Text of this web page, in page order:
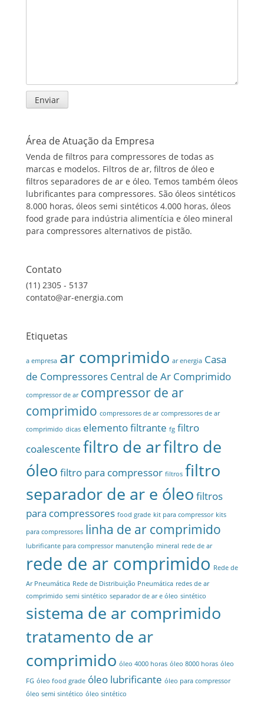
Área de Atuação da Empresa
Venda de filtros para compressores de todas as
marcas e modelos. Filtros de ar, filtros de óleo e
filtros separadores de ar e óleo. Temos também óleos
lubrificantes para compressores. São óleos sintéticos
8.000 horas, óleos semi sintéticos 4.000 horas, óleos
food grade para indústria alimentícia e óleo mineral
para compressores alternativos de pistão.
Contato
(11) 2305 - 5137
contato@ar-energia.com
Etiquetas
a empresa ar comprimido ar energia Casa
de Compressores Central de Ar Comprimido
compressor de ar compressor de ar
comprimido compressores de ar compressores de ar
comprimido dicas elemento filtrante fg filtro
coalescente filtro de arfiltro de
óleo filtro para compressor filtros filtro
separador de ar e óleo filtros
para compressores food grade kit para compressor kits
para compressores linha de ar comprimido
lubrificante para compressor manutenção mineral rede de ar
rede de ar comprimido Rede de
Ar Pneumática Rede de Distribuição Pneumática redes de ar
comprimido semi sintético separador de ar e óleo sintético
sistema de ar comprimido
tratamento de ar
comprimido óleo 4000 horas óleo 8000 horas óleo
FG óleo food grade óleo lubrificante óleo para compressor
óleo semi sintético óleo sintético